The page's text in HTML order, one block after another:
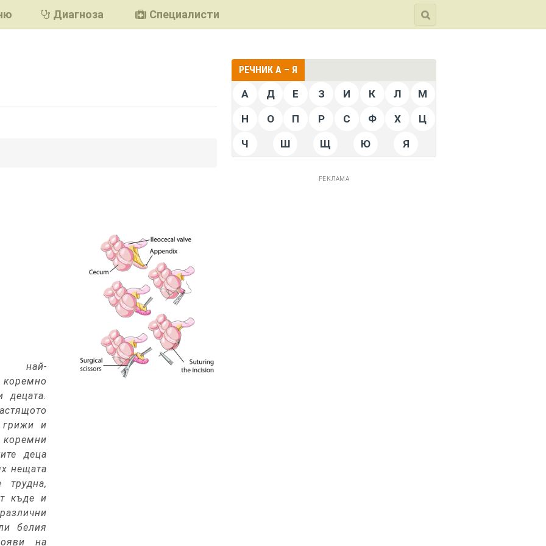
Диагноза Специалисти
най-
децата.
грижи и
деца
нещата
трудна,
къде и
белия
на
РЕЧНИК А – Я
А Д Е З И К Л М
Н О П Р С Ф Х Ц
Ч Ш Щ Ю Я
РЕКЛАМА